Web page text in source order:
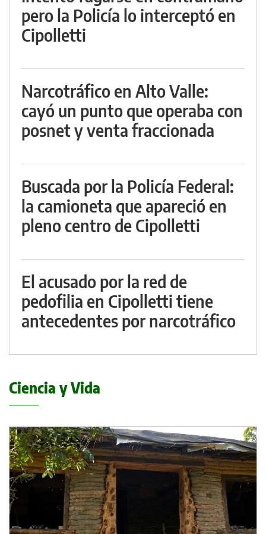
pero la Policía lo interceptó en
Cipolletti
Narcotráfico en Alto Valle:
cayó un punto que operaba con
posnet y venta fraccionada
Buscada por la Policía Federal:
la camioneta que apareció en
pleno centro de Cipolletti
El acusado por la red de
pedofilia en Cipolletti tiene
antecedentes por narcotráfico
Ciencia y Vida